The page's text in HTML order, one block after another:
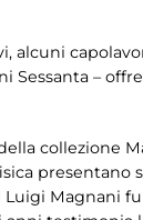
alcuni
Sessanta –
collezione
Luigi Magnani